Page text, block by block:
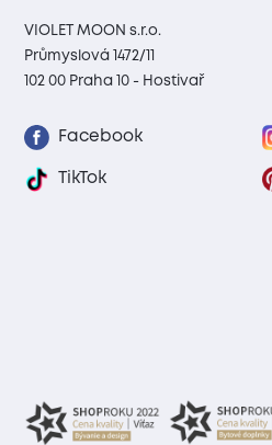
VIOLET MOON s.r.o.
Průmyslová 1472/11
102 00 Praha 10 - Hostivař
Facebook
TikTok